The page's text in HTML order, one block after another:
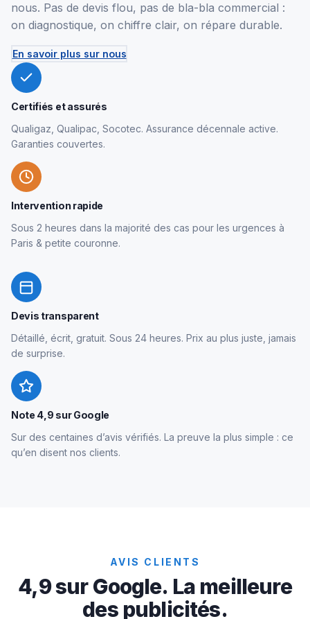
nous. Pas de devis flou, pas de bla-bla commercial :
on diagnostique, on chiffre clair, on répare durable.
En savoir plus sur nous
Certifiés et assurés
Qualigaz, Qualipac, Socotec. Assurance décennale active.
Garanties couvertes.
Intervention rapide
Sous 2 heures dans la majorité des cas pour les urgences à
Paris & petite couronne.
Devis transparent
Détaillé, écrit, gratuit. Sous 24 heures. Prix au plus juste, jamais
de surprise.
Note 4,9 sur Google
Sur des centaines d’avis vérifiés. La preuve la plus simple : ce
qu’en disent nos clients.
AVIS CLIENTS
4,9 sur Google. La meilleure
des publicités.